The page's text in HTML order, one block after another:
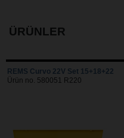
ÜRÜNLER
REMS Curvo 22V Set 15+18+22
Ürün no. 580051 R220